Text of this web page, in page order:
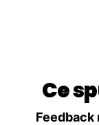
Ce
Feedback